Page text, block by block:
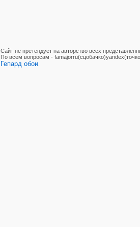
Сайт не претендует на авторство всех
По вcем вопросам -
Гепард обои